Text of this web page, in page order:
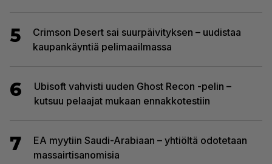
5
Crimson Desert sai suurpäivityksen – uudistaa
kaupankäyntiä pelimaailmassa
6
Ubisoft vahvisti uuden Ghost Recon -pelin –
kutsuu pelaajat mukaan ennakkotestiin
7
EA myytiin Saudi-Arabiaan – yhtiöltä odotetaan
massairtisanomisia